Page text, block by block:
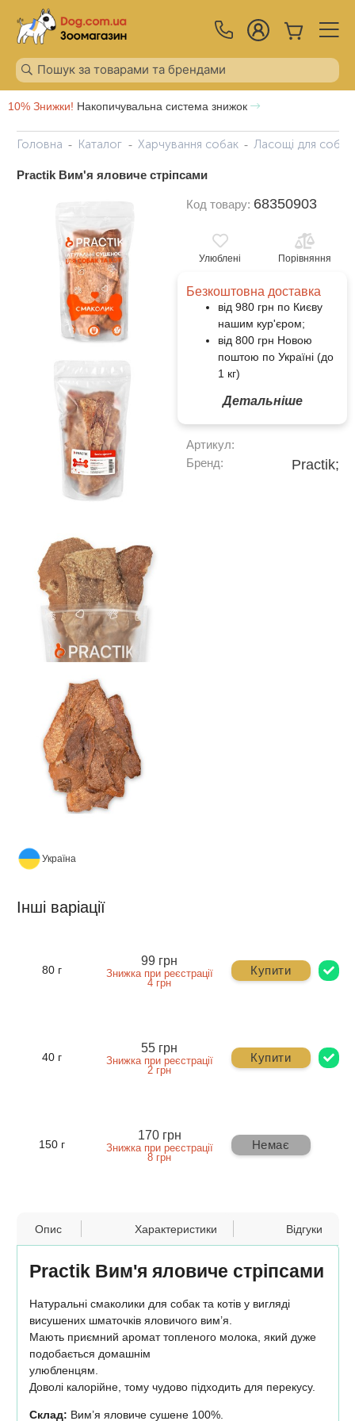
10% Знижки! Накопичувальна система знижок
Головна Каталог Харчування собак Ласощі для собак
Practik Вим'я яловиче стріпсами
Україна
Код товару: 68350903
Улюблені Порівняння
Безкоштовна доставка
від 980 грн по Києву
нашим кур'єром;
від 800 грн Новою
поштою по Україні (до
1 кг)
Детальніше
Артикул:
Бренд:
Practik;
Інші варіації
80 г
99 грн
Знижка при реєстрації
4 грн
Купити
40 г
55 грн
Знижка при реєстрації
2 грн
Купити
150 г
170 грн
Знижка при реєстрації
8 грн
Немає
Опис Характеристики Відгуки
Practik Вим'я яловиче стріпсами
Натуральні смаколики для собак та котів у вигляді
висушених шматочків яловичого вим’я.
Мають приємний аромат топленого молока, який дуже
подобається домашнім
улюбленцям.
Доволі калорійне, тому чудово підходить для перекусу.
Склад: Вим’я яловиче сушене 100%.